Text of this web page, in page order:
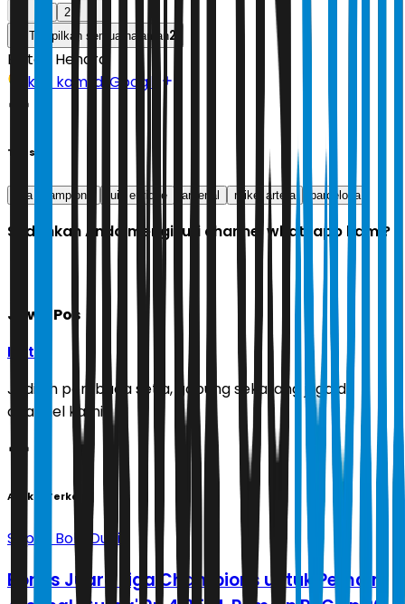
2
Tampilkan semua halaman2
Editor: Hendra
Ikuti kami di Google
Tags
liga champions luis enrique arsenal mikel arteta barcelona
Sudahkah Anda mengikuti channel whatsapp kami?
Jawa Pos
Ikuti
Jadilah pembaca setia, gabung sekarang juga di
channel kami!
Artikel Terkait
Sepak Bola Dunia
Bonus Juara Liga Champions untuk Pemain